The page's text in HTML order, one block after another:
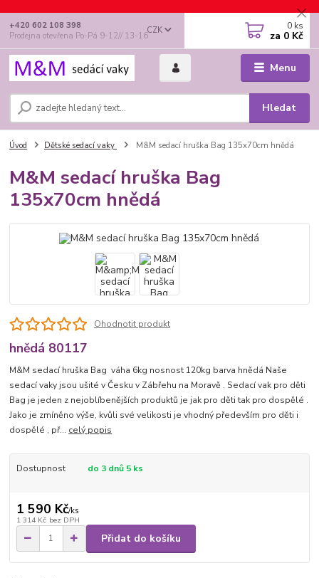
Menu
CZK
Hledat
+420 602 108 398
Prodejna otevřena Po-Pá 9-12// 13-16
0 ks
za 0 Kč
Úvod Dětské sedací vaky M&M sedací hruška Bag 135x70cm hnědá
M&M sedací hruška Bag
135x70cm hnědá
Ohodnotit produkt
hnědá 80117
M&M sedací hruška Bag váha 6kg nosnost 120kg barva hnědá Naše
sedací vaky jsou ušité v Česku v Zábřehu na Moravě . Sedací vak pro děti
Bag je jeden z nejoblíbenějších produktů je jak pro děti tak pro dospělé .
Jako je zmíněno výše, kvůli své velikosti je vhodný především pro děti i
dospělé , př... celý popis
Dostupnost do 3 dnů 5 ks
1 590 Kč/ks
1 314 Kč bez DPH
Přidat do košíku